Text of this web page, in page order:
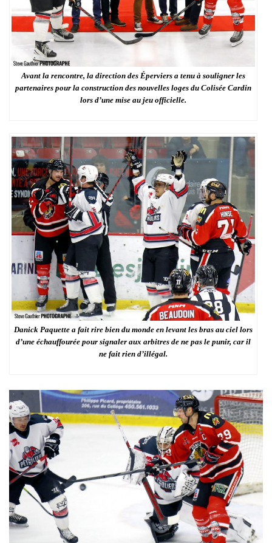
Avant la rencontre, la direction des Éperviers a tenu à souligner les
partenaires pour la construction des nouvelles loges du Colisée Cardin
lors d’une mise au jeu officielle.
Danick Paquette a fait rire bien du monde en levant les bras au ciel lors
d’une échauffourée pour signaler aux arbitres de ne pas le punir, car il
ne fait rien d’illégal.